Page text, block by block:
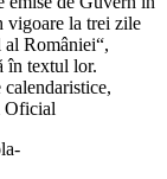
vigoare la trei zile
României“,
în textul lor.
Oficial